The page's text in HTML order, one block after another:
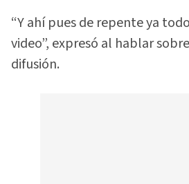
“Y ahí pues de repente ya
video”, expresó al hablar
difusión.